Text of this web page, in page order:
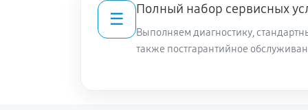
☰
Полный набор сервисных
Выполняем диагностику,
также постгарантийное